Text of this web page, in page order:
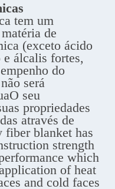
tem um
de
(exceto ácido
álcalis fortes,
do
será
seu
propriedades
através de
fiber blanket has
strength
which
of heat
and cold faces